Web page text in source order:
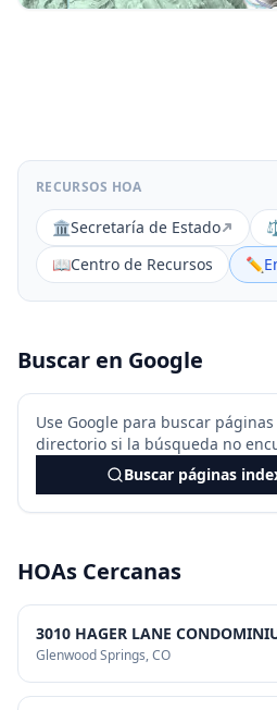
RECURSOS HOA
🏛️Secretaría de Estado
📖Centro de Recursos ✏️
Buscar en Google
Use Google para buscar
directorio si la búsqueda no
Buscar páginas
HOAs Cercanas
3010 HAGER LANE
Glenwood Springs, CO